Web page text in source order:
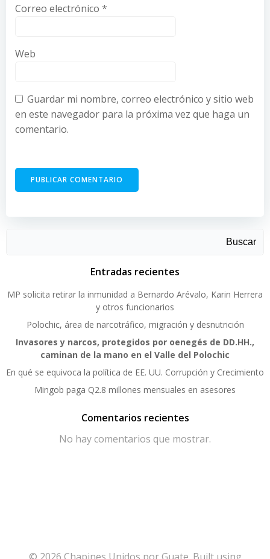
Correo electrónico *
Web
Guardar mi nombre, correo electrónico y sitio web
en este navegador para la próxima vez que haga un
comentario.
Buscar
Entradas recientes
MP solicita retirar la inmunidad a Bernardo Arévalo, Karin Herrera
y otros funcionarios
Polochic, área de narcotráfico, migración y desnutrición
Invasores y narcos, protegidos por oenegés de DD.HH.,
caminan de la mano en el Valle del Polochic
En qué se equivoca la política de EE. UU. Corrupción y Crecimiento
Mingob paga Q2.8 millones mensuales en asesores
Comentarios recientes
No hay comentarios que mostrar.